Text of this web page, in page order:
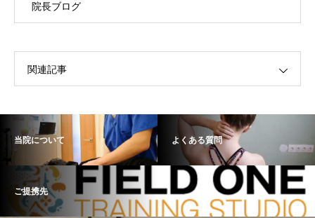
院長ブログ
関連記事
当院について よくある質問
ご提携先